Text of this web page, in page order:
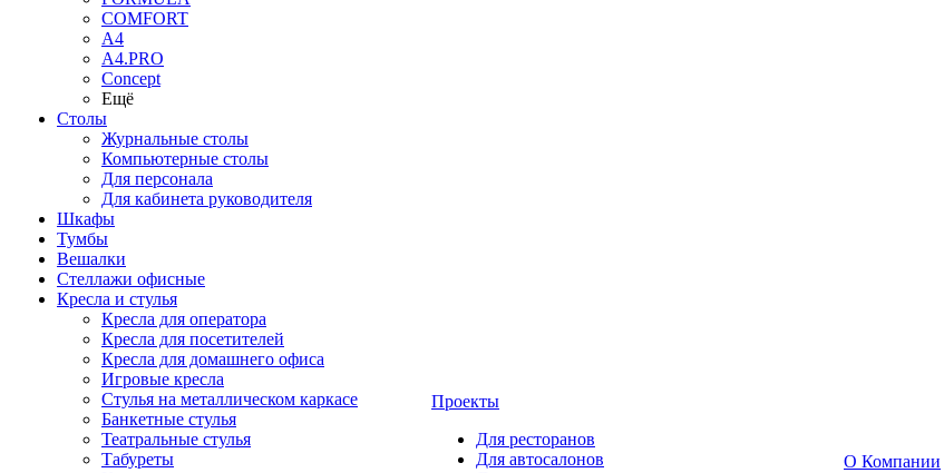
COMFORT
A4
A4.PRO
Concept
Ещё
Столы
Журнальные столы
Компьютерные столы
Для персонала
Для кабинета руководителя
Шкафы
Тумбы
Вешалки
Стеллажи офисные
Кресла и стулья
Кресла для оператора
Кресла для посетителей
Кресла для домашнего офиса
Игровые кресла
Стулья на металлическом каркасе
Банкетные стулья
Театральные стулья
Табуреты
Проекты
Для ресторанов
Для автосалонов
О Компании